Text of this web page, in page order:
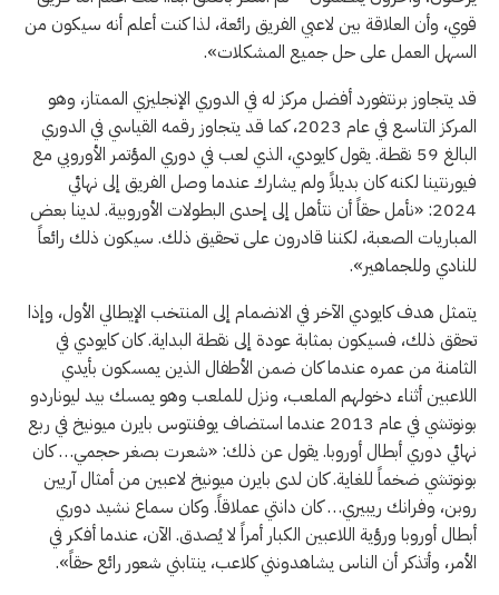
قوي، وأن العلاقة بين لاعبي الفريق رائعة، لذا كنت أعلم أنه سيكون من
السهل العمل على حل جميع المشكلات».
قد يتجاوز برنتفورد أفضل مركز له في الدوري الإنجليزي الممتاز، وهو
المركز التاسع في عام 2023، كما قد يتجاوز رقمه القياسي في الدوري
البالغ 59 نقطة. يقول كايودي، الذي لعب في دوري المؤتمر الأوروبي مع
فيورنتينا لكنه كان بديلاً ولم يشارك عندما وصل الفريق إلى نهائي
2024: «نأمل حقاً أن نتأهل إلى إحدى البطولات الأوروبية. لدينا بعض
المباريات الصعبة، لكننا قادرون على تحقيق ذلك. سيكون ذلك رائعاً
للنادي وللجماهير».
يتمثل هدف كايودي الآخر في الانضمام إلى المنتخب الإيطالي الأول، وإذا
تحقق ذلك، فسيكون بمثابة عودة إلى نقطة البداية. كان كايودي في
الثامنة من عمره عندما كان ضمن الأطفال الذين يمسكون بأيدي
اللاعبين أثناء دخولهم الملعب، ونزل للملعب وهو يمسك بيد ليوناردو
بونوتشي في عام 2013 عندما استضاف يوفنتوس بايرن ميونيخ في ربع
نهائي دوري أبطال أوروبا. يقول عن ذلك: «شعرت بصغر حجمي… كان
بونوتشي ضخماً للغاية. كان لدى بايرن ميونيخ لاعبين من أمثال آريين
روبن، وفرانك ريبيري… كان دانتي عملاقاً. وكان سماع نشيد دوري
أبطال أوروبا ورؤية اللاعبين الكبار أمراً لا يُصدق. الآن، عندما أفكر في
الأمر، وأتذكر أن الناس يشاهدونني كلاعب، ينتابني شعور رائع حقاً».